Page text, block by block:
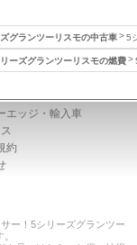
グランツーリスモの中古車 5
ーズグランツーリスモの燃費
エッジ・輸入車
約
ー！5シリーズグランツー